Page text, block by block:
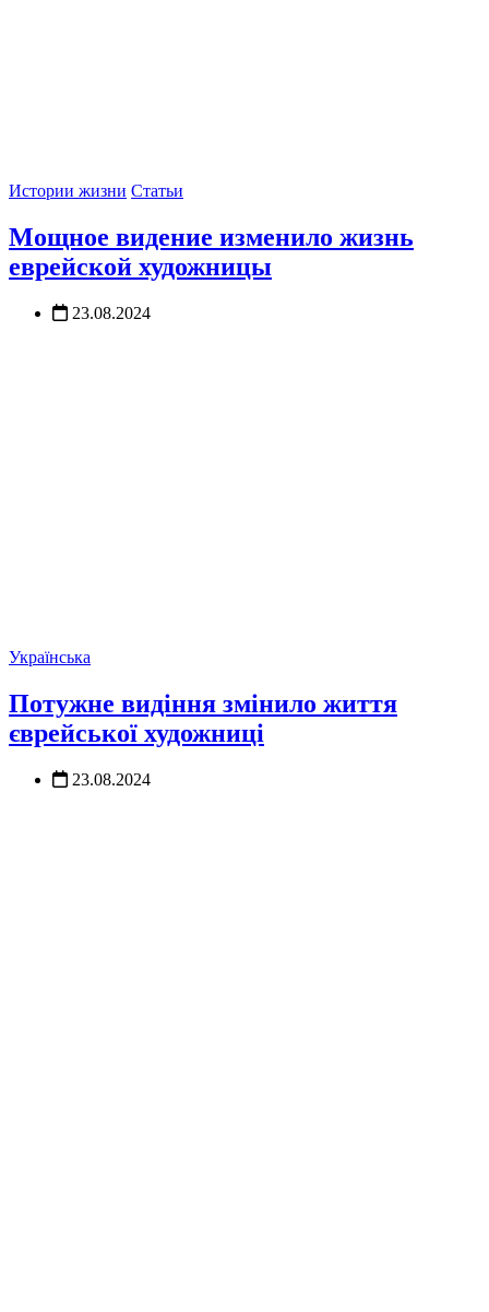
Истории жизни Статьи
Мощное видение изменило жизнь
еврейской художницы
23.08.2024
Українська
Потужне видіння змінило життя
єврейської художниці
23.08.2024